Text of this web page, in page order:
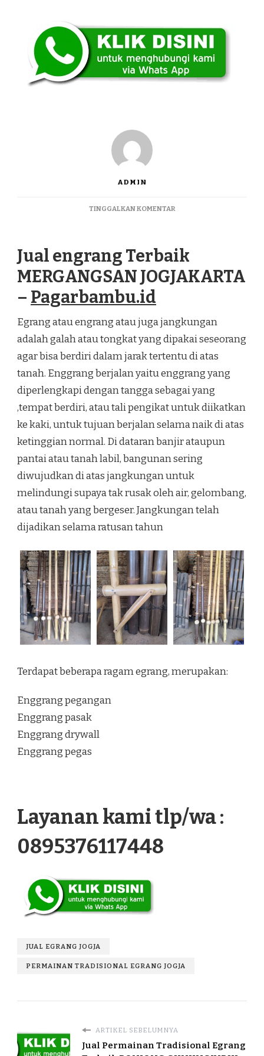
ADMIN
TINGGALKAN KOMENTARPADA
MERGANGSAN
JOGJAKARTA
Jual engrang Terbaik
MERGANGSAN JOGJAKARTA
– Pagarbambu.id
Egrang atau engrang atau juga jangkungan
adalah galah atau tongkat yang dipakai seseorang
agar bisa berdiri dalam jarak tertentu di atas
tanah. Enggrang berjalan yaitu enggrang yang
diperlengkapi dengan tangga sebagai yang
,tempat berdiri, atau tali pengikat untuk diikatkan
ke kaki, untuk tujuan berjalan selama naik di atas
ketinggian normal. Di dataran banjir ataupun
pantai atau tanah labil, bangunan sering
diwujudkan di atas jangkungan untuk
melindungi supaya tak rusak oleh air, gelombang,
atau tanah yang bergeser. Jangkungan telah
dijadikan selama ratusan tahun
Terdapat beberapa ragam egrang, merupakan:
Enggrang pegangan
Enggrang pasak
Enggrang drywall
Enggrang pegas
Layanan kami tlp/wa :
0895376117448
JUAL EGRANG JOGJA
PERMAINAN TRADISIONAL EGRANG JOGJA
ARTIKEL SEBELUMNYA
Jual Permainan Tradisional Egrang